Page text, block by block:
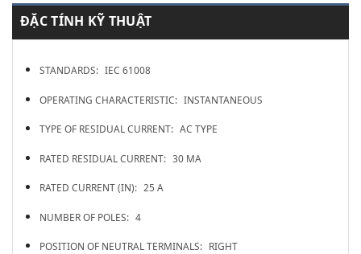
ĐẶC TÍNH KỸ THUẬT
STANDARDS: IEC 61008
OPERATING CHARACTERISTIC: INSTANTANEOUS
TYPE OF RESIDUAL CURRENT: AC TYPE
RATED RESIDUAL CURRENT: 30 MA
RATED CURRENT (IN): 25 A
NUMBER OF POLES: 4
POSITION OF NEUTRAL TERMINALS: RIGHT